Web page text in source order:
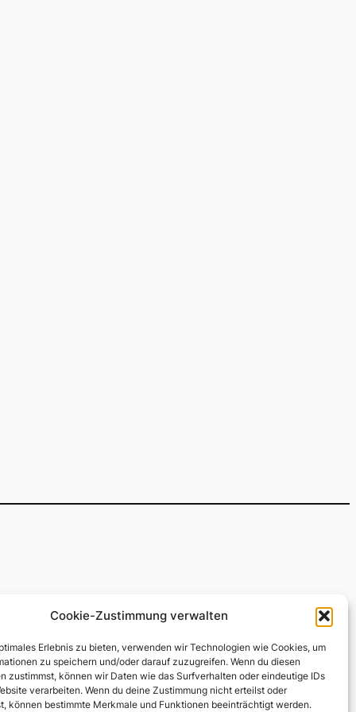
Cookie-Zustimmung verwalten
Erlebnis zu bieten, verwenden wir Technologien wie Cookies, um
zu speichern und/oder darauf zuzugreifen. Wenn du diesen
zustimmst, können wir Daten wie das Surfverhalten oder eindeutige IDs
verarbeiten. Wenn du deine Zustimmung nicht erteilst oder
können bestimmte Merkmale und Funktionen beeinträchtigt werden.
Richtlinie (EU)
Social
Facebook
Facebook